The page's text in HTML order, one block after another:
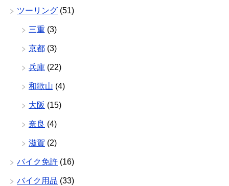
ツーリング (51)
三重 (3)
京都 (3)
兵庫 (22)
和歌山 (4)
大阪 (15)
奈良 (4)
滋賀 (2)
バイク免許 (16)
バイク用品 (33)